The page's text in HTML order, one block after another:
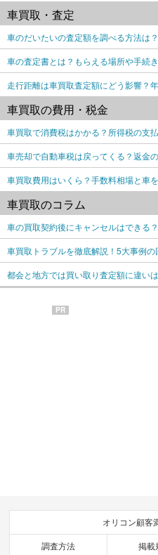
車買取・査定
車のだいたいの査定額を調べる方法は
車の査定書とは？もらえる場所や手続
走行距離は車買取査定額にどう影響？
車買取の費用・税金
車買取で消費税はかかる？所得税の支
車売却で自動車税は戻ってくる？返金
車買取費用はいくら？手数料相場と車
車買取のコラム
車の買取契約後にキャンセルはできる
車買取トラブルを徹底解説！5大事例
都会と地方では買い取り査定額に違い
PR
オリコン顧客
調査方法 掲載